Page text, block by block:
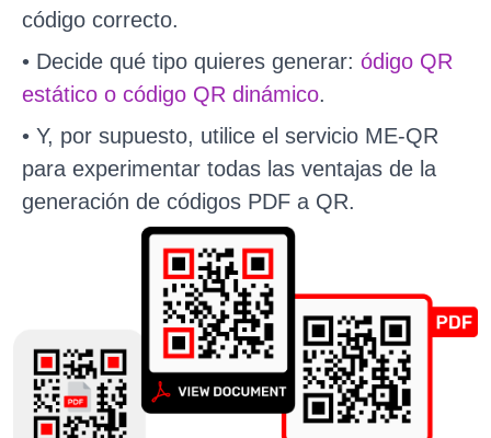
código correcto.
• Decide qué tipo quieres generar: ódigo QR
estático o código QR dinámico.
• Y, por supuesto, utilice el servicio ME-QR
para experimentar todas las ventajas de la
generación de códigos PDF a QR.